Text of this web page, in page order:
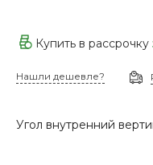
Купить в рассрочку
Нашли дешевле?
Угол внутренний